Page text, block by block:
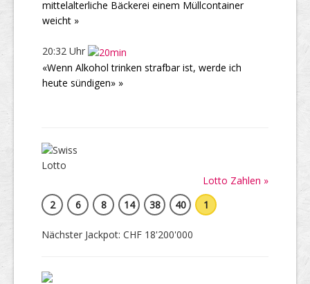
mittelalterliche Bäckerei einem Müllcontainer
weicht »
20:32 Uhr
«Wenn Alkohol trinken strafbar ist, werde ich
heute sündigen» »
Lotto Zahlen »
2
6 8 14 38 40 1
Nächster Jackpot: CHF 18'200'000